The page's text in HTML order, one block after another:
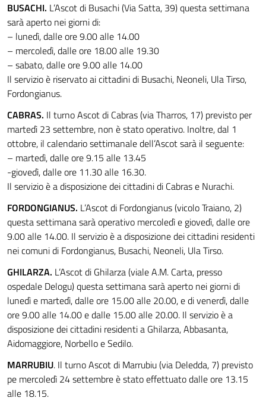
BUSACHI. L’Ascot di Busachi (Via Satta, 39) questa settimana
sarà aperto nei giorni di:
– lunedì, dalle ore 9.00 alle 14.00
– mercoledì, dalle ore 18.00 alle 19.30
– sabato, dalle ore 9.00 alle 14.00
Il servizio è riservato ai cittadini di Busachi, Neoneli, Ula Tirso,
Fordongianus.
CABRAS. Il turno Ascot di Cabras (via Tharros, 17) previsto per
martedì 23 settembre, non è stato operativo. Inoltre, dal 1
ottobre, il calendario settimanale dell’Ascot sarà il seguente:
– martedì, dalle ore 9.15 alle 13.45
-giovedì, dalle ore 11.30 alle 16.30.
Il servizio è a disposizione dei cittadini di Cabras e Nurachi.
FORDONGIANUS. L’Ascot di Fordongianus (vicolo Traiano, 2)
questa settimana sarà operativo mercoledì e giovedì, dalle ore
9.00 alle 14.00. Il servizio è a disposizione dei cittadini residenti
nei comuni di Fordongianus, Busachi, Neoneli, Ula Tirso.
GHILARZA. L’Ascot di Ghilarza (viale A.M. Carta, presso
ospedale Delogu) questa settimana sarà aperto nei giorni di
lunedì e martedì, dalle ore 15.00 alle 20.00, e di venerdì, dalle
ore 9.00 alle 14.00 e dalle 15.00 alle 20.00. Il servizio è a
disposizione dei cittadini residenti a Ghilarza, Abbasanta,
Aidomaggiore, Norbello e Sedilo.
MARRUBIU. Il turno Ascot di Marrubiu (via Deledda, 7) previsto
pe mercoledì 24 settembre è stato effettuato dalle ore 13.15
alle 18.15.